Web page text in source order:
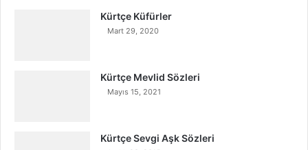
Kürtçe Küfürler
Mart 29, 2020
Kürtçe Mevlid Sözleri
Mayıs 15, 2021
Kürtçe Sevgi Aşk Sözleri